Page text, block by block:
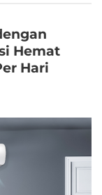
Hemat
Hari